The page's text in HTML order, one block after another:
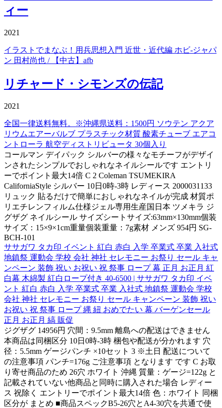
ィー
2021
イラストでまなぶ！用兵思想入門 近世・近代編 ホビ-ジャパ
ン 田村尚也 / 【中古】afb
リチャード・シモンズの伝記
2021
全国一律送料無料。※沖縄県送料：1500円 ソウテン アクア
リウムエアーバルブ プラスチック材質 酸素チューブ エアコ
ントローラ 航空ディストリビュータ 30個入り
コールマン デイパック シルバーの様々なモチーフがデザイ
ンされたシンプルでおしゃれなネイルシールです エントリ
ーでポイント最大14倍 C 2 Coleman TSUMEKIRA
CaliforniaStyle シルバー 10日0時-3時 レディース 2000031133
リュック 貼るだけで簡単におしゃれなネイルが完成 材質ポ
リエチレンフィルム仕様ジェル専用生産国日本 ツメキラ ジ
グザグ ネイルシール サイズシートサイズ:63mm×130mm個装
サイズ：15×9×1cm重量個装重量：7g素材 メンズ 954円 SG-
BCH-101
ササガワ タカ印 イベント 紅白 赤白 入学 卒業式 卒業 入社式
地鎮祭 運動会 学校 会社 神社 セレモニー お祭り セール キャ
ンペーン 装飾 祝い お祝い 祝 祭事 ロープ 幕 正月 お正月 紅
白幕 木綿製 紅白ロープ付き 40-6500 | ササガワ タカ印 イベ
ント 紅白 赤白 入学 卒業式 卒業 入社式 地鎮祭 運動会 学校
会社 神社 セレモニー お祭り セール キャンペーン 装飾 祝い
お祝い 祝 祭事 ロープ 縄 紐 おめでたい 幕 バーゲンセール
正月 お正月 縞 販促
ジグザグ 14956円 穴間：9.5mm 離島への配送はできません
本商品は同梱区分 10日0時-3時 梱包や配送が分かれます 穴
径：5.5mm ゲージパンチ ×10セット 3 ※土日 配送について
の注意事項 パンチ=176g ご注意事項 となります です C お取
り寄せ商品のため 26穴 ホワイト 沖縄 質量：ゲージ=122g と
記載されていない他商品と同時に購入された場合 レディー
ス 祝除く エントリーでポイント最大14倍 色：ホワイト 同梱
区分が まとめ ■商品スペックB5-26穴とA4-30穴を共通で使